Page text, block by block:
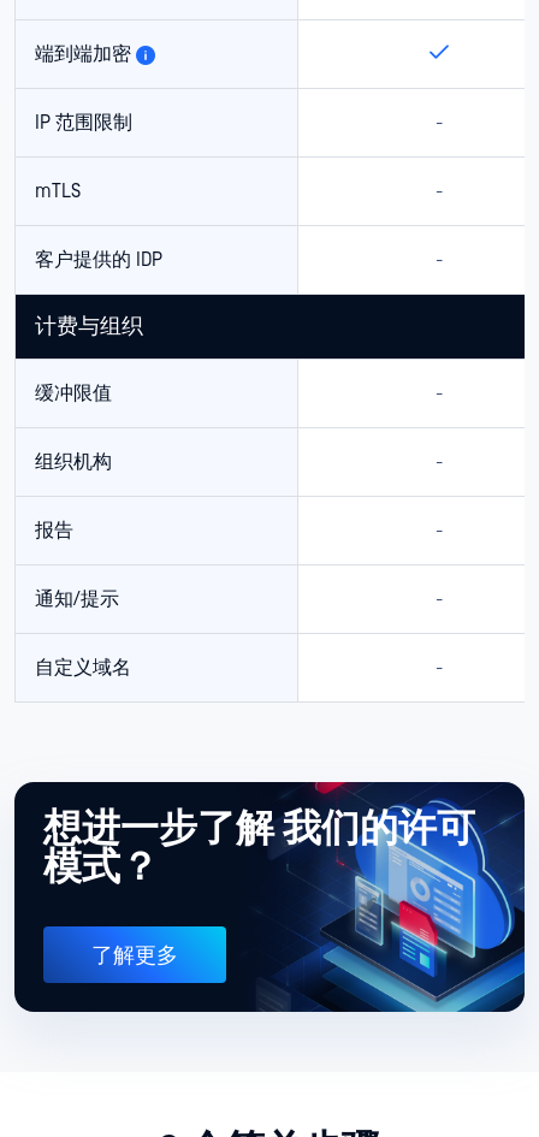
端到端加密
IP 范围限制 -
mTLS -
客户提供的 IDP -
计费与组织
缓冲限值 -
组织机构 -
报告 -
通知/提示 -
自定义域名 -
想进一步了解我们的许可
模式？
了解更多